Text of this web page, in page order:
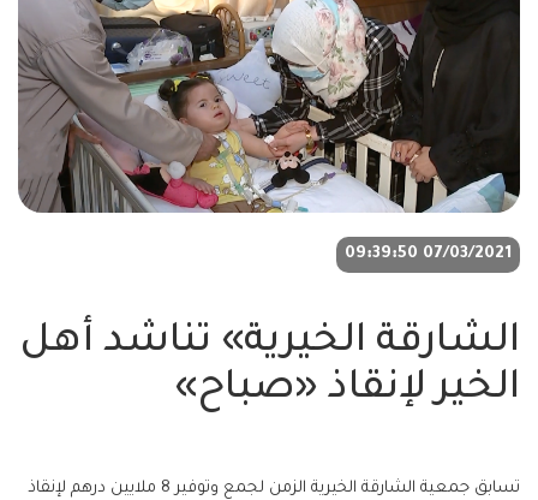
07/03/2021 09:39:50
الشارقة الخيرية» تناشد أهل
الخير لإنقاذ «صباح»
تسابق جمعية الشارقة الخيرية الزمن لجمع وتوفير 8 ملايين درهم لإنقاذ